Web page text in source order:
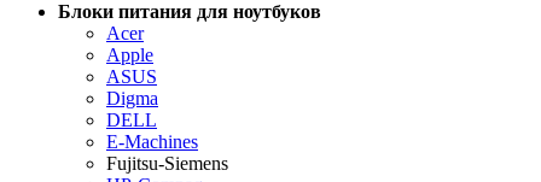
Блоки питания для ноутбуков
Acer
Apple
ASUS
Digma
DELL
E-Machines
Fujitsu-Siemens